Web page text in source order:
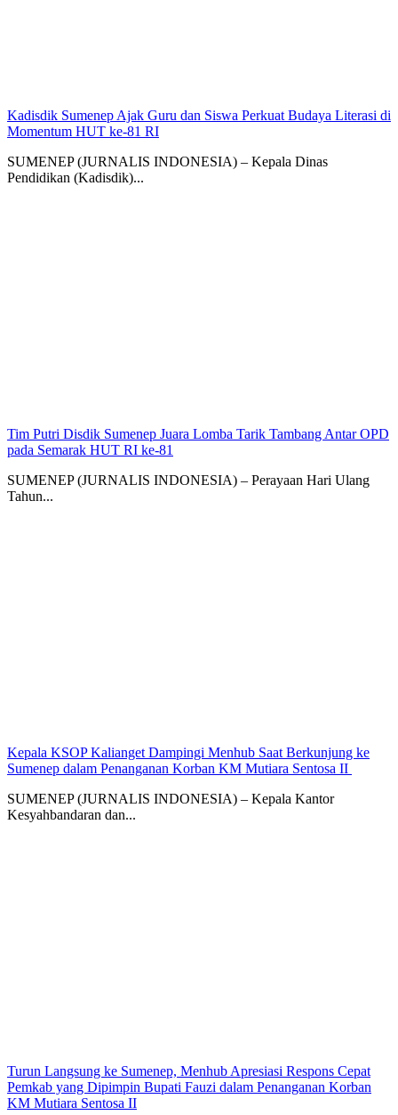
Kadisdik Sumenep Ajak Guru dan Siswa Perkuat Budaya Literasi di
Momentum HUT ke-81 RI
SUMENEP (JURNALIS INDONESIA) – Kepala Dinas
Pendidikan (Kadisdik)...
Tim Putri Disdik Sumenep Juara Lomba Tarik Tambang Antar OPD
pada Semarak HUT RI ke-81
SUMENEP (JURNALIS INDONESIA) – Perayaan Hari Ulang
Tahun...
Kepala KSOP Kalianget Dampingi Menhub Saat Berkunjung ke
Sumenep dalam Penanganan Korban KM Mutiara Sentosa II
SUMENEP (JURNALIS INDONESIA) – Kepala Kantor
Kesyahbandaran dan...
Turun Langsung ke Sumenep, Menhub Apresiasi Respons Cepat
Pemkab yang Dipimpin Bupati Fauzi dalam Penanganan Korban
KM Mutiara Sentosa II